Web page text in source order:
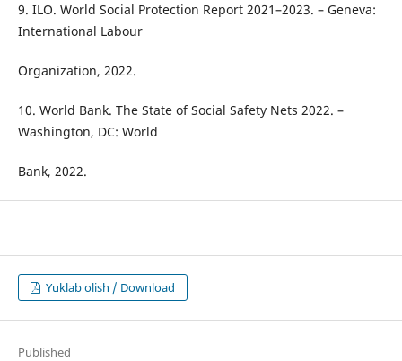
9. ILO. World Social Protection Report 2021–2023. – Geneva:
International Labour
Organization, 2022.
10. World Bank. The State of Social Safety Nets 2022. –
Washington, DC: World
Bank, 2022.
Yuklab olish / Download
Published